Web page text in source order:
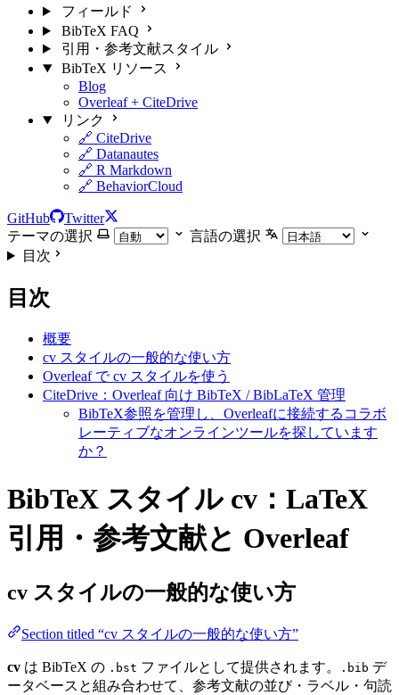
フィールド
BibTeX FAQ
引用・参考文献スタイル
BibTeX リソース
Blog
Overleaf + CiteDrive
リンク
🔗 CiteDrive
🔗 Datanautes
🔗 R Markdown
🔗 BehaviorCloud
GitHub
Twitter
テーマの選択
言語の選択
目次
目次
概要
cv スタイルの一般的な使い方
Overleaf で cv スタイルを使う
CiteDrive：Overleaf 向け BibTeX / BibLaTeX 管理
BibTeX参照を管理し、Overleafに接続するコラボ
レーティブなオンラインツールを探しています
か？
BibTeX スタイル cv：LaTeX
引用・参考文献と Overleaf
cv スタイルの一般的な使い方
Section titled “cv スタイルの一般的な使い方”
cv は BibTeX の .bst ファイルとして提供されます。 .bib デ
ータベースと組み合わせて、参考文献の並び・ラベル・句読